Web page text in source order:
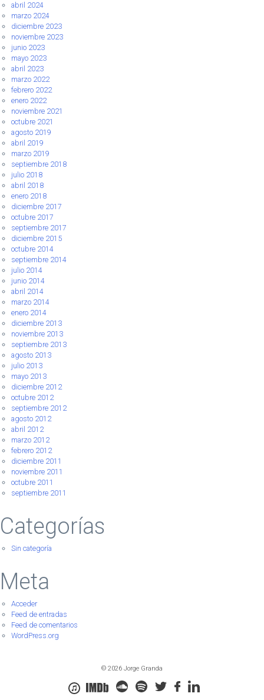
abril 2024
marzo 2024
diciembre 2023
noviembre 2023
junio 2023
mayo 2023
abril 2023
marzo 2022
febrero 2022
enero 2022
noviembre 2021
octubre 2021
agosto 2019
abril 2019
marzo 2019
septiembre 2018
julio 2018
abril 2018
enero 2018
diciembre 2017
octubre 2017
septiembre 2017
diciembre 2015
octubre 2014
septiembre 2014
julio 2014
junio 2014
abril 2014
marzo 2014
enero 2014
diciembre 2013
noviembre 2013
septiembre 2013
agosto 2013
julio 2013
mayo 2013
diciembre 2012
octubre 2012
septiembre 2012
agosto 2012
abril 2012
marzo 2012
febrero 2012
diciembre 2011
noviembre 2011
octubre 2011
septiembre 2011
Categorías
Sin categoría
Meta
Acceder
Feed de entradas
Feed de comentarios
WordPress.org
© 2026 Jorge Granda